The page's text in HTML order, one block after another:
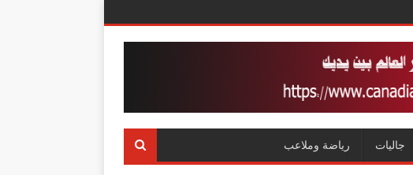
جاليات رياضة وملاعب